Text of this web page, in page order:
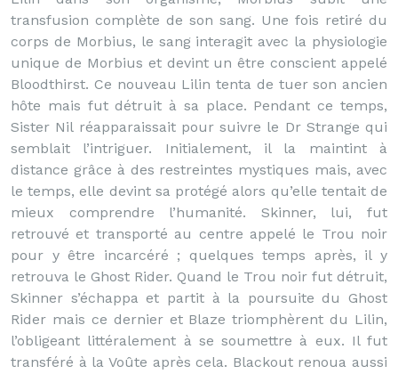
transfusion complète de son sang. Une fois retiré du
corps de Morbius, le sang interagit avec la physiologie
unique de Morbius et devint un être conscient appelé
Bloodthirst. Ce nouveau Lilin tenta de tuer son ancien
hôte mais fut détruit à sa place. Pendant ce temps,
Sister Nil réapparaissait pour suivre le Dr Strange qui
semblait l’intriguer. Initialement, il la maintint à
distance grâce à des restreintes mystiques mais, avec
le temps, elle devint sa protégé alors qu’elle tentait de
mieux comprendre l’humanité. Skinner, lui, fut
retrouvé et transporté au centre appelé le Trou noir
pour y être incarcéré ; quelques temps après, il y
retrouva le Ghost Rider. Quand le Trou noir fut détruit,
Skinner s’échappa et partit à la poursuite du Ghost
Rider mais ce dernier et Blaze triomphèrent du Lilin,
l’obligeant littéralement à se soumettre à eux. Il fut
transféré à la Voûte après cela. Blackout renoua aussi